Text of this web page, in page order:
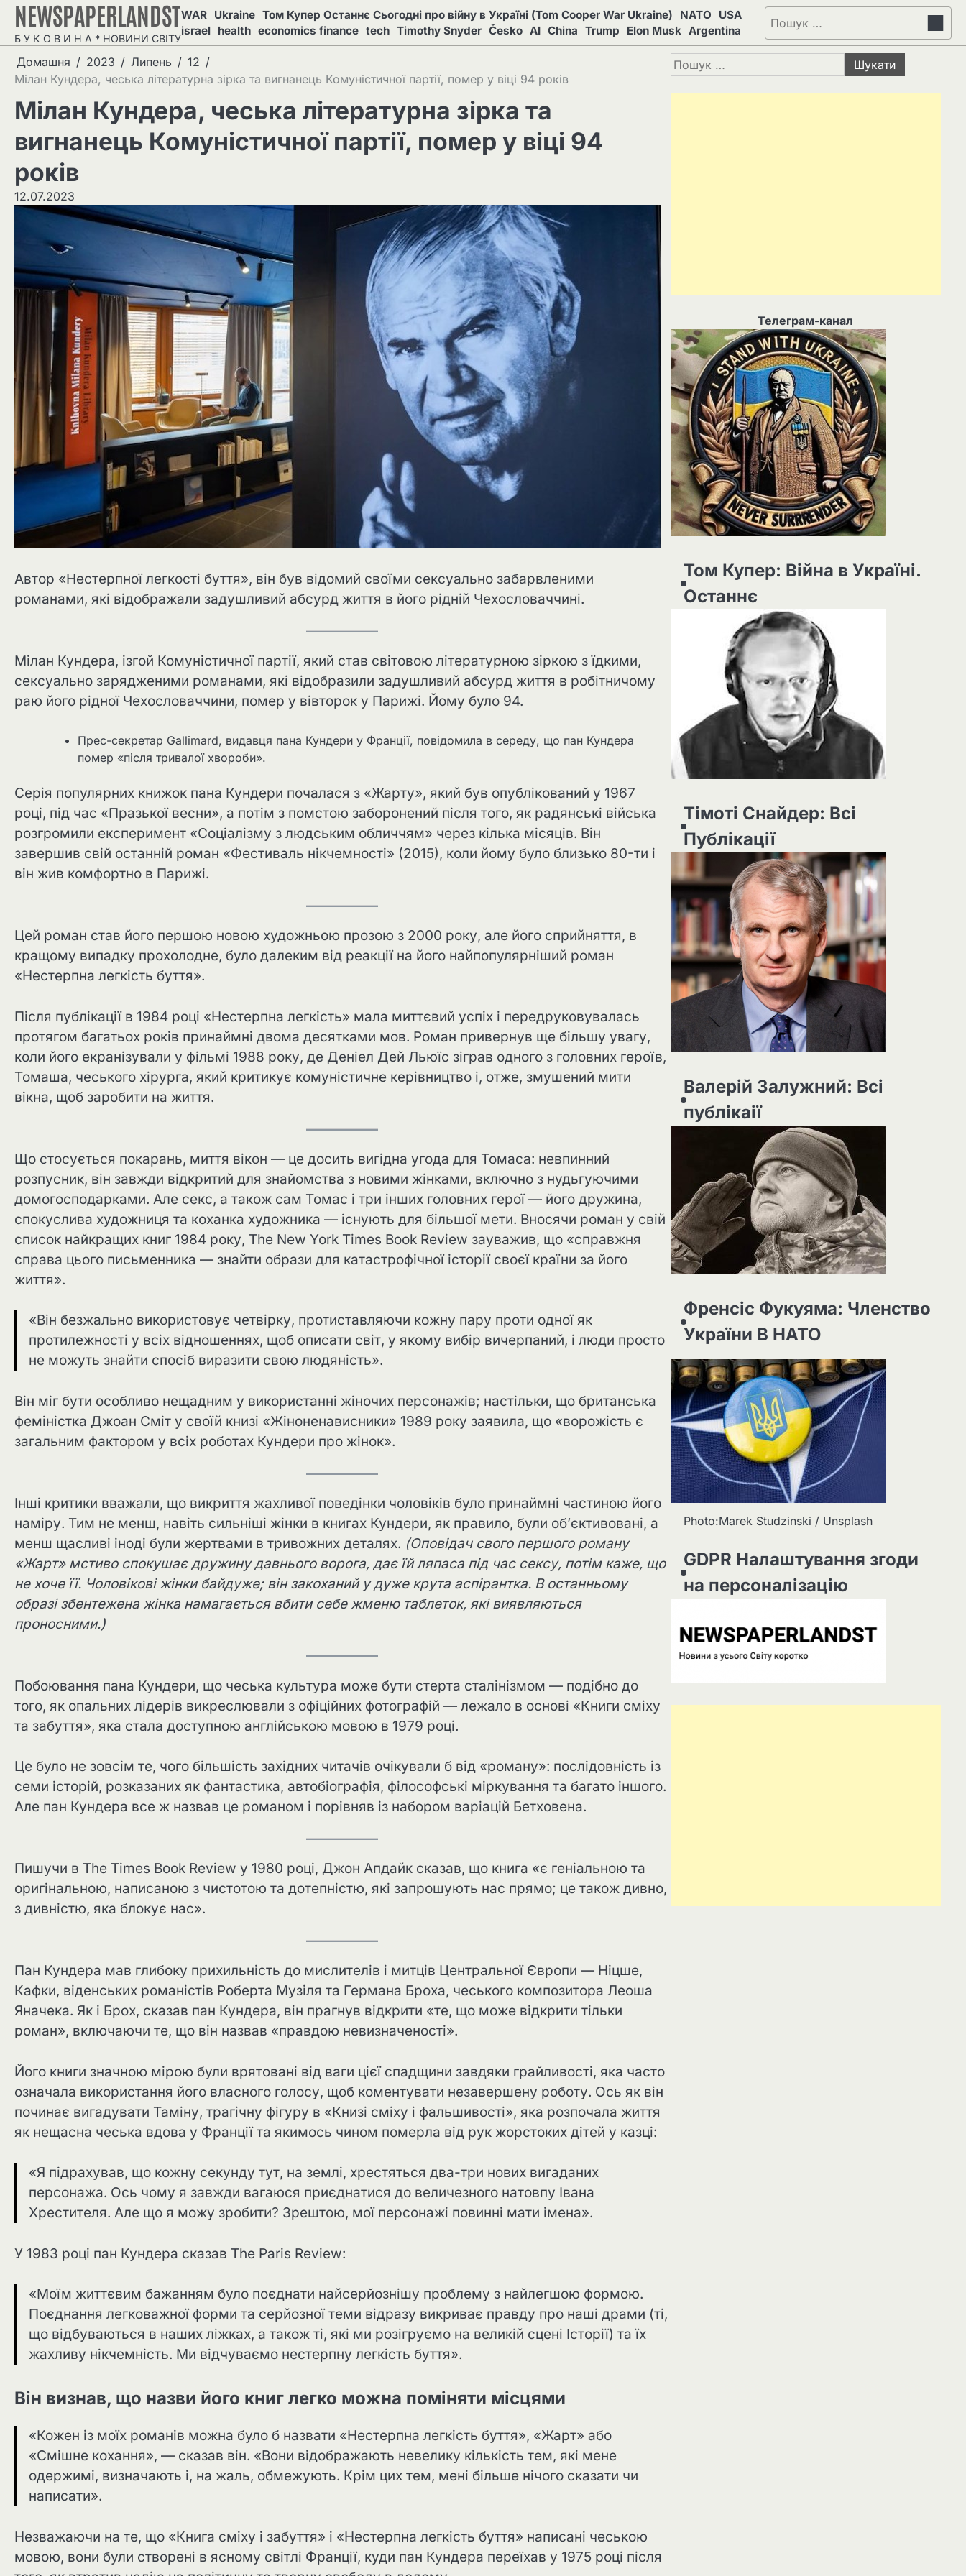
Перейти
вмісту
NEWSPAPERLANDST
Б У К О В И Н А * НОВИНИ СВІТУ
WAR Ukraine Том Купер Останнє Сьогодні про війну в Україні (Tom Cooper War Ukraine) NATO
USA
israel health economics finance tech Timothy Snyder Česko AI China Trump Elon Musk Argentina
Пошук:
Домашня 2023 Липень
12
Мілан Кундера, чеська літературна зірка та вигнанець Комуністичної партії, помер у віці 94 років
Мілан Кундера, чеська літературна зірка та
вигнанець Комуністичної партії, помер у віці 94
років
12.07.2023
Автор «Нестерпної легкості буття», він був відомий своїми сексуально забарвленими
романами, які відображали задушливий абсурд життя в його рідній Чехословаччині.
Мілан Кундера, ізгой Комуністичної партії, який став світовою літературною зіркою з їдкими,
сексуально зарядженими романами, які відобразили задушливий абсурд життя в робітничому
раю його рідної Чехословаччини, помер у вівторок у Парижі. Йому було 94.
Прес-секретар Gallimard, видавця пана Кундери у Франції, повідомила в середу, що пан Кундера
помер «після тривалої хвороби».
Серія популярних книжок пана Кундери почалася з «Жарту», який був опублікований у 1967
році, під час «Празької весни», а потім з помстою заборонений після того, як радянські війська
розгромили експеримент «Соціалізму з людським обличчям» через кілька місяців. Він
завершив свій останній роман «Фестиваль нікчемності» (2015), коли йому було близько 80-ти і
він жив комфортно в Парижі.
Цей роман став його першою новою художньою прозою з 2000 року, але його сприйняття, в
кращому випадку прохолодне, було далеким від реакції на його найпопулярніший роман
«Нестерпна легкість буття».
Після публікації в 1984 році «Нестерпна легкість» мала миттєвий успіх і передруковувалась
протягом багатьох років принаймні двома десятками мов. Роман привернув ще більшу увагу,
коли його екранізували у фільмі 1988 року, де Деніел Дей Льюїс зіграв одного з головних героїв,
Томаша, чеського хірурга, який критикує комуністичне керівництво і, отже, змушений мити
вікна, щоб заробити на життя.
Що стосується покарань, миття вікон — це досить вигідна угода для Томаса: невпинний
розпусник, він завжди відкритий для знайомства з новими жінками, включно з нудьгуючими
домогосподарками. Але секс, а також сам Томас і три інших головних герої — його дружина,
спокуслива художниця та коханка художника — існують для більшої мети. Вносячи роман у свій
список найкращих книг 1984 року, The New York Times Book Review зауважив, що «справжня
справа цього письменника — знайти образи для катастрофічної історії своєї країни за його
життя».
«Він безжально використовує четвірку, протиставляючи кожну пару проти одної як
протилежності у всіх відношеннях, щоб описати світ, у якому вибір вичерпаний, і люди просто
не можуть знайти спосіб виразити свою людяність».
Він міг бути особливо нещадним у використанні жіночих персонажів; настільки, що британська
феміністка Джоан Сміт у своїй книзі «Жіноненависники» 1989 року заявила, що «ворожість є
загальним фактором у всіх роботах Кундери про жінок».
Інші критики вважали, що викриття жахливої поведінки чоловіків було принаймні частиною його
наміру. Тим не менш, навіть сильніші жінки в книгах Кундери, як правило, були об’єктивовані, а
менш щасливі іноді були жертвами в тривожних деталях. (Оповідач свого першого роману
«Жарт» мстиво спокушає дружину давнього ворога, дає їй ляпаса під час сексу, потім каже, що
не хоче її. Чоловікові жінки байдуже; він закоханий у дуже крута аспірантка. В останньому
образі збентежена жінка намагається вбити себе жменю таблеток, які виявляються
проносними.)
Побоювання пана Кундери, що чеська культура може бути стерта сталінізмом — подібно до
того, як опальних лідерів викреслювали з офіційних фотографій — лежало в основі «Книги сміху
та забуття», яка стала доступною англійською мовою в 1979 році.
Це було не зовсім те, чого більшість західних читачів очікували б від «роману»: послідовність із
семи історій, розказаних як фантастика, автобіографія, філософські міркування та багато іншого.
Але пан Кундера все ж назвав це романом і порівняв із набором варіацій Бетховена.
Пишучи в The Times Book Review у 1980 році, Джон Апдайк сказав, що книга «є геніальною та
оригінальною, написаною з чистотою та дотепністю, які запрошують нас прямо; це також дивно,
з дивністю, яка блокує нас».
Пан Кундера мав глибоку прихильність до мислителів і митців Центральної Європи — Ніцше,
Кафки, віденських романістів Роберта Музіля та Германа Броха, чеського композитора Леоша
Яначека. Як і Брох, сказав пан Кундера, він прагнув відкрити «те, що може відкрити тільки
роман», включаючи те, що він назвав «правдою невизначеності».
Його книги значною мірою були врятовані від ваги цієї спадщини завдяки грайливості, яка часто
означала використання його власного голосу, щоб коментувати незавершену роботу. Ось як він
починає вигадувати Таміну, трагічну фігуру в «Книзі сміху і фальшивості», яка розпочала життя
як нещасна чеська вдова у Франції та якимось чином померла від рук жорстоких дітей у казці:
«Я підрахував, що кожну секунду тут, на землі, хрестяться два-три нових вигаданих
персонажа. Ось чому я завжди вагаюся приєднатися до величезного натовпу Івана
Хрестителя. Але що я можу зробити? Зрештою, мої персонажі повинні мати імена».
У 1983 році пан Кундера сказав The Paris Review:
«Моїм життєвим бажанням було поєднати найсерйознішу проблему з найлегшою формою.
Поєднання легковажної форми та серйозної теми відразу викриває правду про наші драми (ті,
що відбуваються в наших ліжках, а також ті, які ми розігруємо на великій сцені Історії) та їх
жахливу нікчемність. Ми відчуваємо нестерпну легкість буття».
Він визнав, що назви його книг легко можна поміняти місцями
«Кожен із моїх романів можна було б назвати «Нестерпна легкість буття», «Жарт» або
«Смішне кохання», — сказав він. «Вони відображають невелику кількість тем, які мене
одержимі, визначають і, на жаль, обмежують. Крім цих тем, мені більше нічого сказати чи
написати».
Незважаючи на те, що «Книга сміху і забуття» і «Нестерпна легкість буття» написані чеською
мовою, вони були створені в ясному світлі Франції, куди пан Кундера переїхав у 1975 році після
Пошук:
Телеграм-канал
Том Купер: Війна в Україні.
Останнє
Тімоті Снайдер: Всі
Публікації
Валерій Залужний: Всі
публікаії
Френсіс Фукуяма: Членство
України В НАТО
Photo:Marek Studzinski / Unsplash
GDPR Налаштування згоди
на персоналізацію